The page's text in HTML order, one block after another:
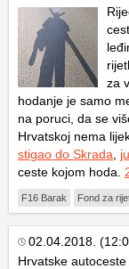
za
hodanje je samo
na poruci, da se
Hrvatskoj nema
stigao do Skrada
ceste kojom hoda.
F16 Barak Fond za
02.04.2018.
Hrvatske